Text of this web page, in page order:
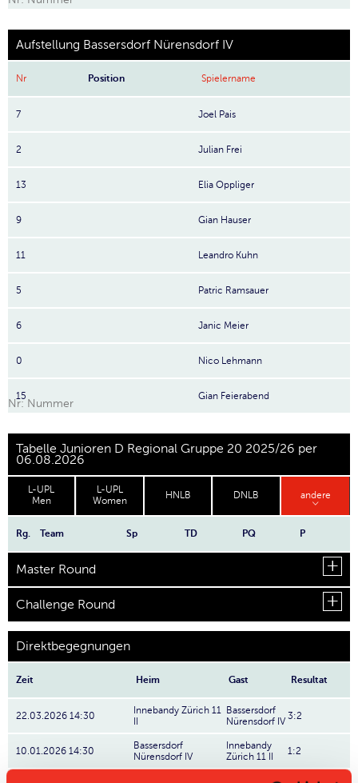
Aufstellung Bassersdorf Nürensdorf IV
Nr Position Spielername
7 Joel Pais
2 Julian Frei
13 Elia Oppliger
9 Gian Hauser
11 Leandro Kuhn
5 Patric Ramsauer
6 Janic Meier
0 Nico Lehmann
15 Gian Feierabend
Nr: Nummer
Tabelle Junioren D Regional Gruppe 20 2025/26 per
06.08.2026
L-UPL
Men
L-UPL
Women
HNLB DNLB andere
Rg. Team Sp TD PQ P
Master Round
Challenge Round
Direktbegegnungen
Zeit Heim Gast Resultat
22.03.2026 14:30
Innebandy Zürich 11 Bassersdorf
Nürensdorf IV 3:2
10.01.2026 14:30
Bassersdorf
Nürensdorf IV
Innebandy
Zürich 11 II
1:2